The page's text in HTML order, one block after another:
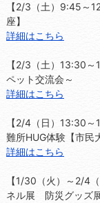
【2/3（土）9:45～
座】
詳細はこちら
【2/3（土）13:30
ペット交流会～
詳細はこちら
【2/4（日）13:30
難所HUG体験【市民
詳細はこちら
【1/30（火）～2/4
ネル展 防災グッズ